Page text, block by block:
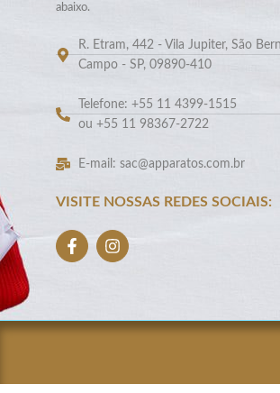
abaixo.
R. Etram, 442 - Vila Jupiter, São
Campo - SP, 09890-410
Telefone: +55 11 4399-1515
ou +55 11 98367-2722
E-mail: sac@apparatos.com.br
VISITE NOSSAS REDES SOCIAIS: